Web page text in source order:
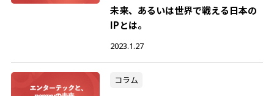
未来、あるいは世界で戦える日本の
IPとは。
2023.1.27
コラム